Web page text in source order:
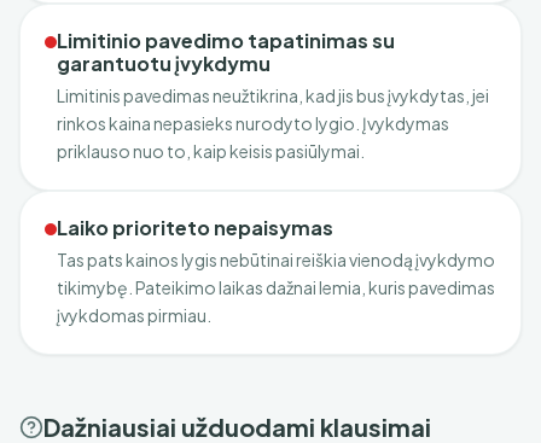
Limitinio pavedimo tapatinimas su
garantuotu įvykdymu
Limitinis pavedimas neužtikrina, kad jis bus įvykdytas, jei
rinkos kaina nepasieks nurodyto lygio. Įvykdymas
priklauso nuo to, kaip keisis pasiūlymai.
Laiko prioriteto nepaisymas
Tas pats kainos lygis nebūtinai reiškia vienodą įvykdymo
tikimybę. Pateikimo laikas dažnai lemia, kuris pavedimas
įvykdomas pirmiau.
Dažniausiai užduodami klausimai